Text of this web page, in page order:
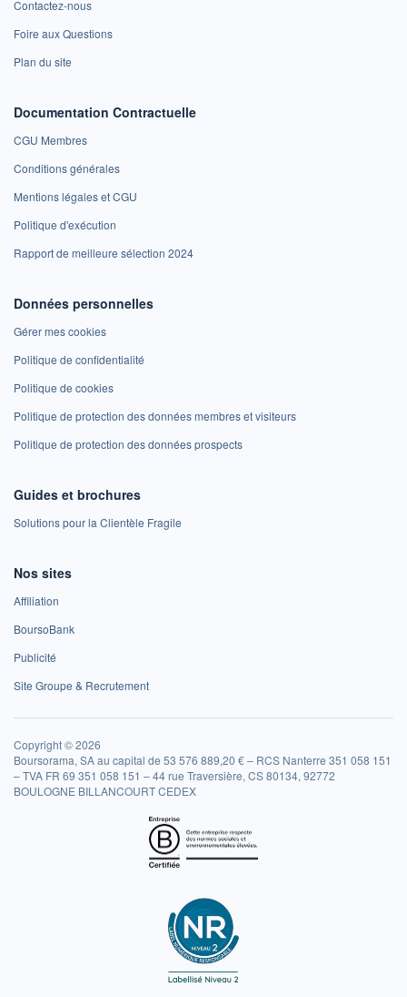
Contactez-nous
Foire aux Questions
Plan du site
Documentation Contractuelle
CGU Membres
Conditions générales
Mentions légales et CGU
Politique d'exécution
Rapport de meilleure sélection 2024
Données personnelles
Gérer mes cookies
Politique de confidentialité
Politique de cookies
Politique de protection des données membres et visiteurs
Politique de protection des données prospects
Guides et brochures
Solutions pour la Clientèle Fragile
Nos sites
Affiliation
BoursoBank
Publicité
Site Groupe & Recrutement
Copyright © 2026
Boursorama, SA au capital de 53 576 889,20 € – RCS Nanterre 351 058 151
– TVA FR 69 351 058 151 – 44 rue Traversière, CS 80134, 92772
BOULOGNE BILLANCOURT CEDEX